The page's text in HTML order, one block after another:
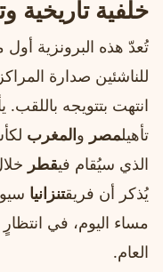
خلفية تاريخية
تُعدّ هذه البرونزية
انتهت بتتويجه باللقب.
تأهيلمصر والمغرب
الذي سيُقام فيقطر
يُذكر أن فريقتنزانيا
مساء اليوم، في
العام.